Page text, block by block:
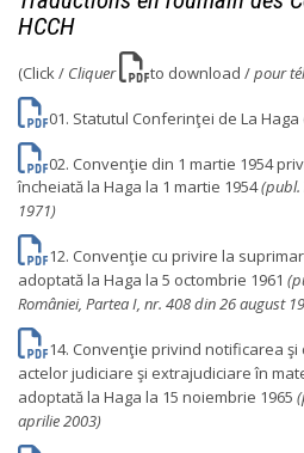
HCCH
(Click / Cliquer to download /pour
01. Statutul Conferinţei de La
02. Convenţie din 1 martie 1954
încheiată la Haga la 1 martie 1954(publ.
1971)
12. Convenţie cu privire la
adoptată la Haga la 5 octombrie 1961
României, Partea I, nr. 408 din 26 august
14. Convenţie privind notificarea
actelor judiciare şi extrajudiciare în
adoptată la Haga la 15 noiembrie 1965
aprilie 2003)